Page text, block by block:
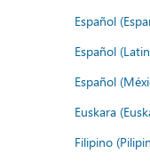
Español
Español
Español
Euskara
Filipino